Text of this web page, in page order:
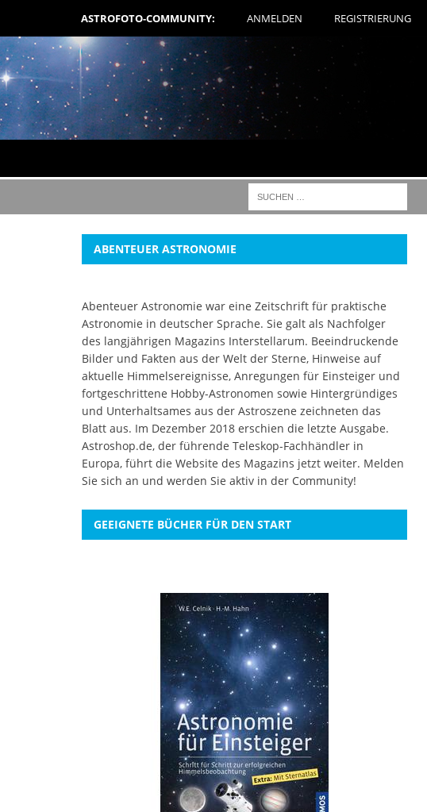
ASTROFOTO-COMMUNITY: ANMELDEN REGISTRIERUNG
ABENTEUER ASTRONOMIE
Abenteuer Astronomie war eine Zeitschrift für praktische
Astronomie in deutscher Sprache. Sie galt als Nachfolger
des langjährigen Magazins Interstellarum. Beeindruckende
Bilder und Fakten aus der Welt der Sterne, Hinweise auf
aktuelle Himmelsereignisse, Anregungen für Einsteiger und
fortgeschrittene Hobby-Astronomen sowie Hintergründiges
und Unterhaltsames aus der Astroszene zeichneten das
Blatt aus. Im Dezember 2018 erschien die letzte Ausgabe.
Astroshop.de, der führende Teleskop-Fachhändler in
Europa, führt die Website des Magazins jetzt weiter. Melden
Sie sich an und werden Sie aktiv in der Community!
GEEIGNETE BÜCHER FÜR DEN START